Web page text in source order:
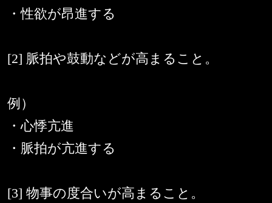
・性欲が昂進する
[2] 脈拍や鼓動などが高まること。
例）
・心悸亢進
・脈拍が亢進する
[3] 物事の度合いが高まること。